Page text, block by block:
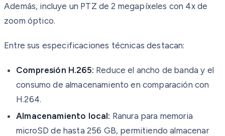
Además, incluye un PTZ de 2 megapíxeles con 4x de
zoom óptico.
Entre sus especificaciones técnicas destacan:
Compresión H.265: Reduce el ancho de banda y el
consumo de almacenamiento en comparación con
H.264.
Almacenamiento local: Ranura para memoria
microSD de hasta 256 GB, permitiendo almacenar